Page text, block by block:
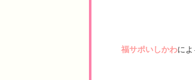
福サポいしかわに